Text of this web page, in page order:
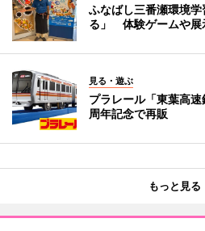
ふなばし三番瀬環境
る」 体験ゲームや展
見る・遊ぶ
プラレール「東葉高
周年記念で再販
もっと見る